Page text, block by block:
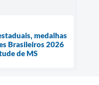
medalhas
Brasileiros 2026
de MS